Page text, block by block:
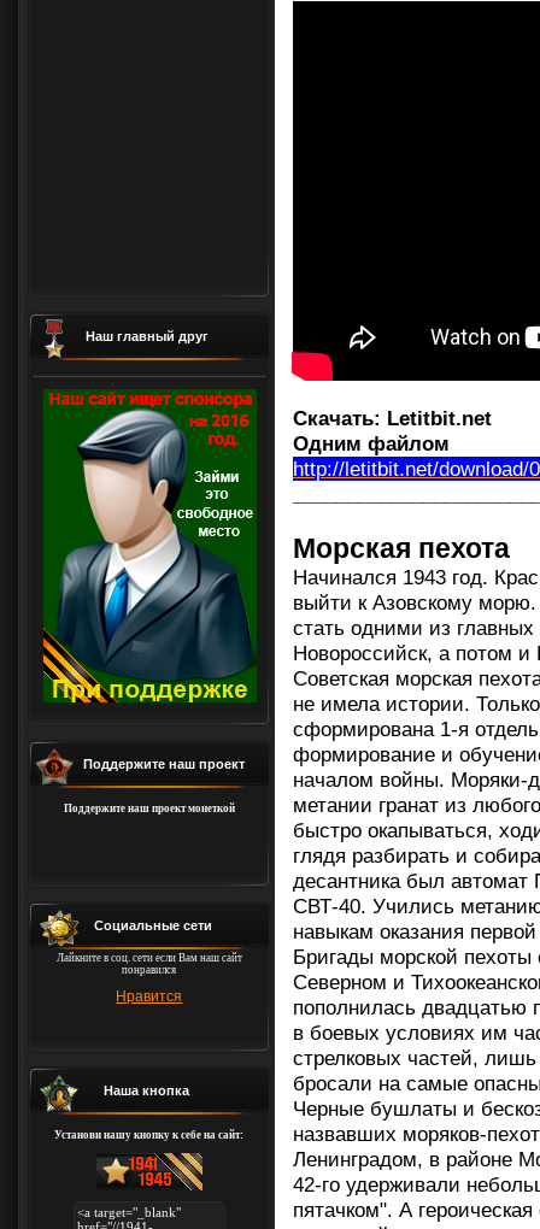
Наш главный друг
Поддержите наш проект
Поддержите наш проект монеткой
Социальные сети
Лайкните в соц. сети если Вам наш сайт
понравился
Нравится
Наша кнопка
Установи нашу кнопку к себе на сайт:
Скачать: Letitbit.net
Одним файлом
http://letitbit.net/download/
Морская пехота
Начинался 1943 год.
выйти к Азовскому
стать одними из
Новороссийск, а потом
Советская морская
не имела истории.
сформирована 1-я
формирование и
началом войны. Моряки-
метании гранат из
быстро окапываться,
глядя разбирать и
десантника был
СВТ-40. Учились
навыкам оказания
Бригады морской
Северном и
пополнилась двадцатью
в боевых условиях им
стрелковых частей,
бросали на самые
Черные бушлаты и
назвавших моряков-
Ленинградом, в районе
42-го удерживали
пятачком". А